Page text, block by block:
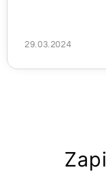
29.03.2024